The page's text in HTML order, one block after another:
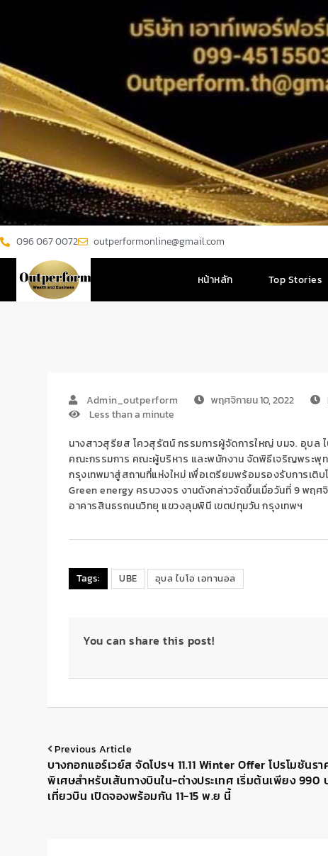
096 067 0072 outperformonline@gmail.com
หน้าหลัก Top Stories
Admin_outperform พฤศจิกายน 10, 2022
Less than a minute
นางสาวสุรียส โควสุรัตน์กรรมการผู้จัดการใหญ่ บมจ. อุบล
คณะกรรมการ คณะผู้บริหาร และพนักงาน จัดพิธีเจริญพระพุ
กรุงเทพมาสู่สถานที่แห่งใหม่ เพื่อเตรียมพร้อมรองรับการเติ
Green energy ครบวงจร งานดังกล่าวจัดขึ้นเมื่อวันที่9พฤศ
อาคารสินธรถนนวิทยุ แขวงลุมพินี เขตปทุมวันกรุงเทพฯ
Tags: UBE อุบล ไบโอ เอทานอล
You can share this post!
Previous Article
บางกอกแอร์เวย์ส จัดโปรฯ 11.11 Winter Offer โปรโมชันรา
พิเศษสำหรับเส้นทางบินใน-ต่างประเทศ เริ่มต้นเพียง 990
เที่ยวบิน เปิดจองพร้อมกัน 11-15 พ.ย นี้